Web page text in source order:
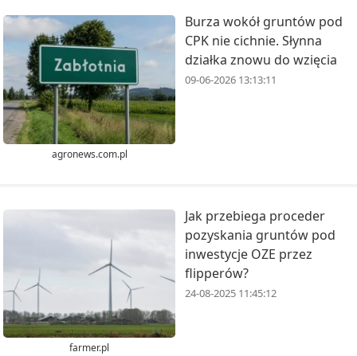
agronews.com.pl
Burza wokół gruntów pod
CPK nie cichnie. Słynna
działka znowu do wzięcia
09-06-2026 13:13:11
farmer.pl
Jak przebiega proceder
pozyskania gruntów pod
inwestycje OZE przez
flipperów?
24-08-2025 11:45:12